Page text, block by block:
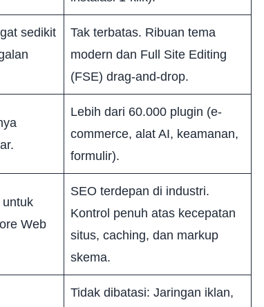
sedikit
Tak terbatas. Ribuan tema
modern dan Full Site Editing
(FSE) drag-and-drop.
Lebih dari 60.000 plugin (e-
commerce, alat AI, keamanan,
formulir).
untuk
Web
SEO terdepan di industri.
Kontrol penuh atas kecepatan
situs, caching, dan markup
skema.
Tidak dibatasi: Jaringan iklan,